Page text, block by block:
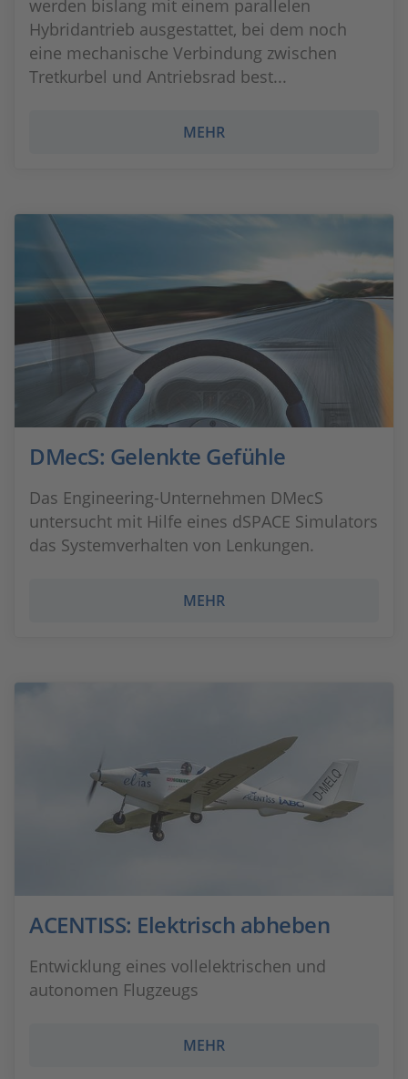
werden bislang mit einem parallelen
Hybridantrieb ausgestattet, bei dem noch
eine mechanische Verbindung zwischen
Tretkurbel und Antriebsrad best...
MEHR
DMecS: Gelenkte Gefühle
Das Engineering-Unternehmen DMecS
untersucht mit Hilfe eines dSPACE Simulators
das Systemverhalten von Lenkungen.
MEHR
ACENTISS: Elektrisch abheben
Entwicklung eines vollelektrischen und
autonomen Flugzeugs
MEHR